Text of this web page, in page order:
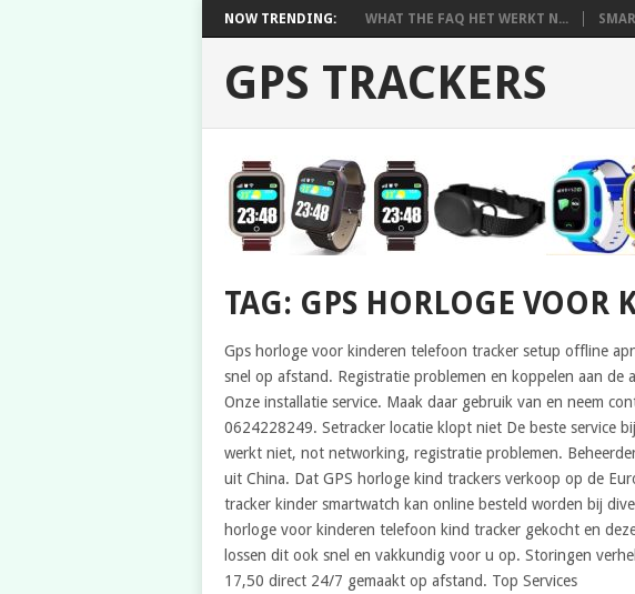
NOW TRENDING: WHAT THE FAQ HET WERKT N...
GPS TRACKERS
TAG: GPS HORLOGE VOOR
Gps horloge voor kinderen telefoon tracker setup offline
snel op afstand. Registratie problemen en koppelen aan
Onze installatie service. Maak daar gebruik van en neem
0624228249. Setracker locatie klopt niet De beste service
werkt niet, not networking, registratie problemen.
uit China. Dat GPS horloge kind trackers verkoop op de
tracker kinder smartwatch kan online besteld worden bij
horloge voor kinderen telefoon kind tracker gekocht en
lossen dit ook snel en vakkundig voor u op. Storingen
17,50 direct 24/7 gemaakt op afstand. Top Services